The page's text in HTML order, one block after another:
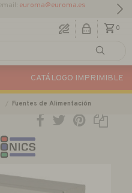
0
CATÁLOGO IMPRIMIBLE
Fuentes de Alimentación